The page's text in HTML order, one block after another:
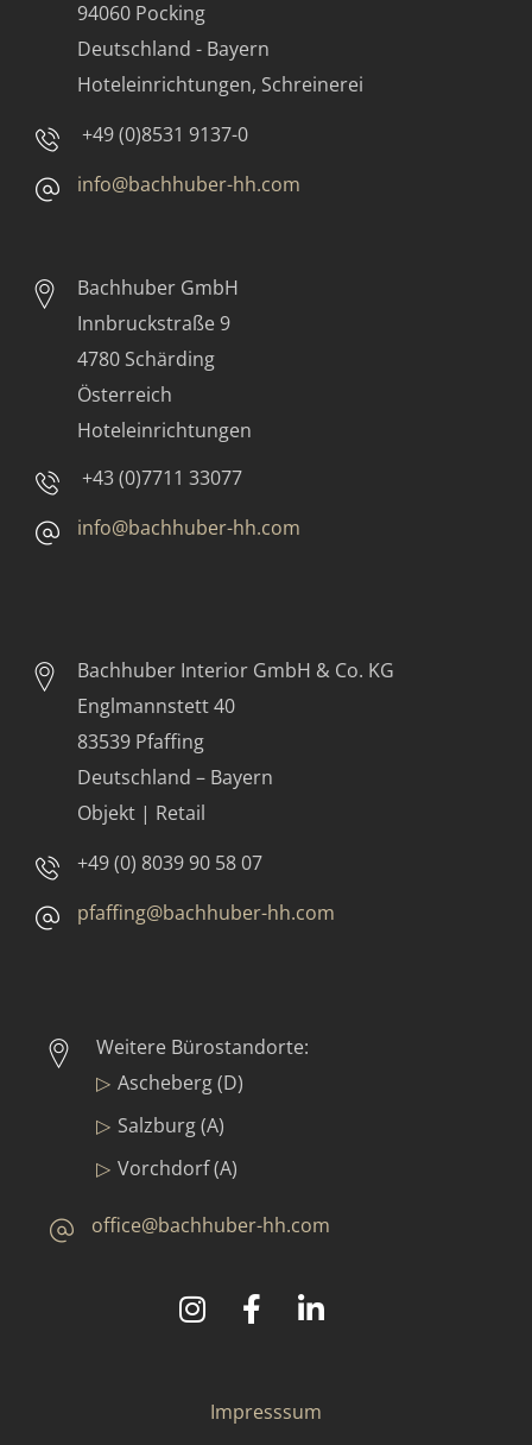
94060 Pocking
Deutschland - Bayern
Hoteleinrichtungen, Schreinerei
+49 (0)8531 9137-0
info@bachhuber-hh.com
Bachhuber GmbH
Innbruckstraße 9
4780 Schärding
Österreich
Hoteleinrichtungen
+43 (0)7711 33077
info@bachhuber-hh.com
Bachhuber Interior GmbH & Co. KG
Englmannstett 40
83539 Pfaffing
Deutschland – Bayern
Objekt | Retail
+49 (0) 8039 90 58 07
pfaffing@bachhuber-hh.com
Weitere Bürostandorte:
Ascheberg (D)
Salzburg (A)
Vorchdorf (A)
office@bachhuber-hh.com
Bachhuber Contract GmbH & Co. KG
Impresssum